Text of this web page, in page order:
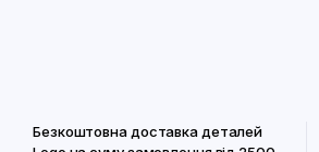
Безкоштовна доставка деталей